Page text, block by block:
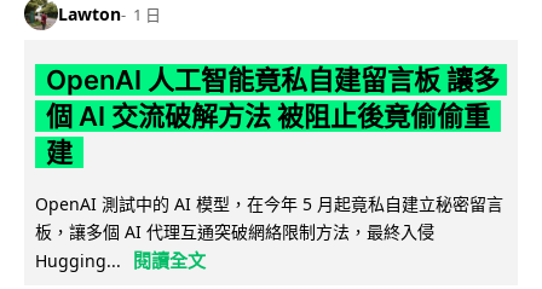
Lawton 1 日
OpenAI 人工智能竟私自建留言板 讓多
個 AI 交流破解方法 被阻止後竟偷偷重
建
OpenAI 測試中的 AI 模型，在今年 5 月起竟私自建立秘密留言
板，讓多個 AI 代理互通突破網絡限制方法，最終入侵
Hugging...
閱讀全文